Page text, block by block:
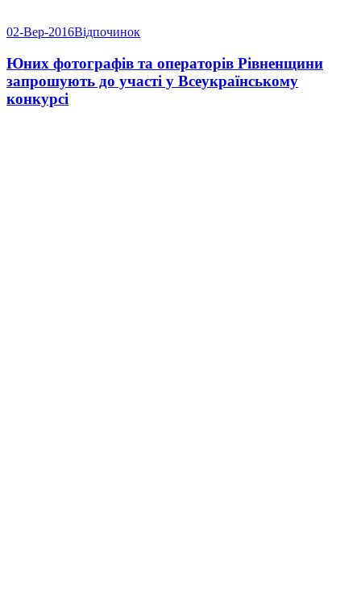
02-Вер-2016Відпочинок
Юних фотографів та операторів Рівненщини
запрошують до участі у Всеукраїнському
конкурсі